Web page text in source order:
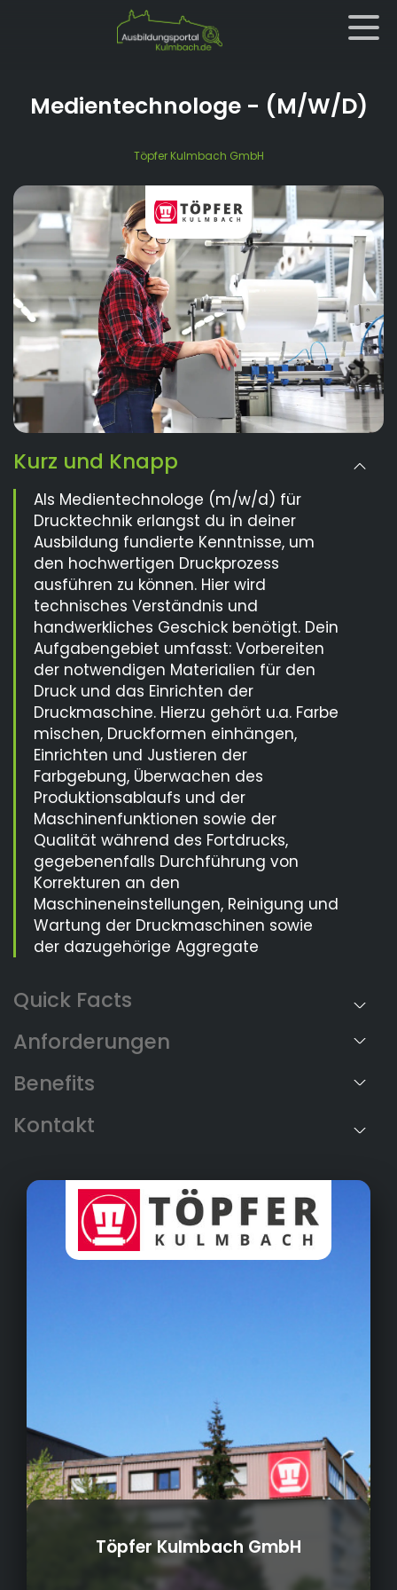
Medientechnologe- (M/W/D)
Töpfer Kulmbach GmbH
Kurz und Knapp
Als Medientechnologe (m/w/d) für
Drucktechnik erlangst du in deiner
Ausbildung fundierte Kenntnisse, um
den hochwertigen Druckprozess
ausführen zu können. Hier wird
technisches Verständnis und
handwerkliches Geschick benötigt. Dein
Aufgabengebiet umfasst: Vorbereiten
der notwendigen Materialien für den
Druck und das Einrichten der
Druckmaschine. Hierzu gehört u.a. Farbe
mischen, Druckformen einhängen,
Einrichten und Justieren der
Farbgebung, Überwachen des
Produktionsablaufs und der
Maschinenfunktionen sowie der
Qualität während des Fortdrucks,
gegebenenfalls Durchführung von
Korrekturen an den
Maschineneinstellungen, Reinigung und
Wartung der Druckmaschinen sowie
der dazugehörige Aggregate
Anforderungen
Benefits
Töpfer Kulmbach GmbH